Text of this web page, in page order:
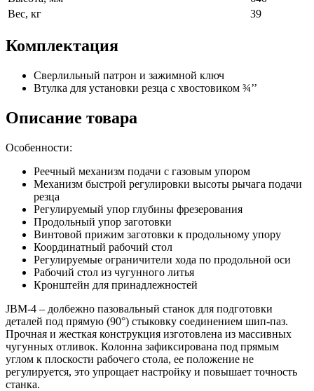
Вес, кг
39
Комплектация
Сверлильный патрон и зажимной ключ
Втулка для установки резца с хвостовиком ¾’’
Описание товара
Особенности:
Реечный механизм подачи с газовым упором
Механизм быстрой регулировки высоты рычага подачи
резца
Регулируемый упор глубины фрезерования
Продольный упор заготовки
Винтовой прижим заготовки к продольному упору
Координатный рабочий стол
Регулируемые ограничители хода по продольной оси
Рабочий стол из чугунного литья
Кронштейн для принадлежностей
JBM-4 – долбежно пазовальный станок для подготовки
деталей под прямую (90°) стыковку соединением шип-паз.
Прочная и жесткая конструкция изготовлена из массивных
чугунных отливок. Колонна зафиксирована под прямым
углом к плоскости рабочего стола, ее положение не
регулируется, это упрощает настройку и повышает точность
станка.